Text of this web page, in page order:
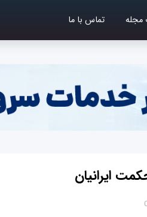
تماس با ما
ایرانیان